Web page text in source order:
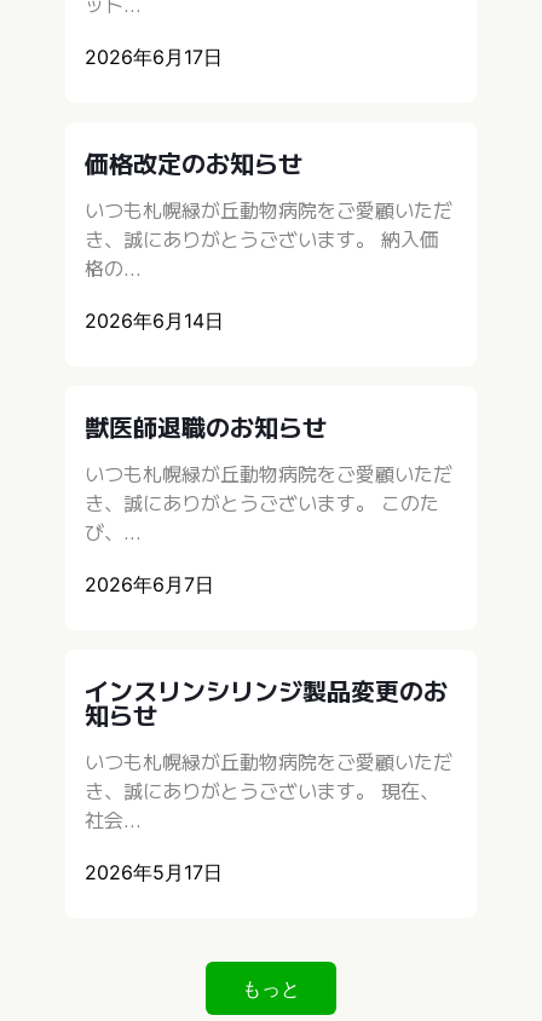
2026年6月17日
価格改定のお知らせ
いつも札幌緑が丘動物病院をご愛顧いただ
き、誠にありがとうございます。 納入価
格の...
2026年6月14日
獣医師退職のお知らせ
いつも札幌緑が丘動物病院をご愛顧いただ
き、誠にありがとうございます。 このた
び、...
2026年6月7日
インスリンシリンジ製品変更のお
知らせ
いつも札幌緑が丘動物病院をご愛顧いただ
き、誠にありがとうございます。 現在、
社会...
2026年5月17日
もっと